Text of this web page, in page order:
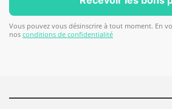
Vous pouvez vous désinscrire à tout moment. En
nos conditions de confidentialité